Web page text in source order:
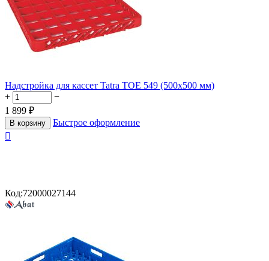
Надстройка для кассет Tatra TOE 549 (500х500 мм)
+
−
1 899 ₽
В корзину
Быстрое оформление

Код:72000027144